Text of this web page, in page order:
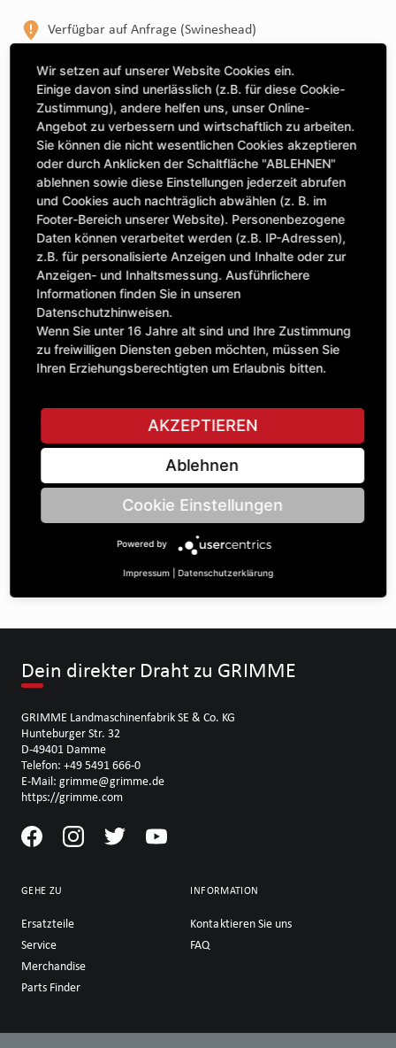
Verfügbar auf Anfrage (Swineshead)
Maschine auswählen, um Kompatibilität zu sehen
MASCHINE AUSWÄHLEN
CLICK & COLLECT
Bestellungen bei Deinem bevorzugten Standort abholen
65,59 £
exkl. MwSt.
Anzahl
IN DEN WARENKORB
KETTENRÄdeR EINFACH 1“ | Zähnezahl A: 12 | BohrungsØ B:
35 | Länge C: 35 |
Dein direkter Draht zu GRIMME
GRIMME Landmaschinenfabrik SE & Co. KG
Hunteburger Str. 32
D-49401 Damme
Telefon: +49 5491 666-0
E-Mail: grimme@grimme.de
https://grimme.com
GEHE ZU
Ersatzteile
Service
Merchandise
Parts Finder
INFORMATION
Kontaktieren Sie uns
FAQ
Wir setzen auf unserer Website Cookies ein.
Einige davon sind unerlässlich (z.B. für diese Cookie-
Zustimmung), andere helfen uns, unser Online-
Angebot zu verbessern und wirtschaftlich zu arbeiten.
Sie können die nicht wesentlichen Cookies akzeptieren
oder durch Anklicken der Schaltfläche "ABLEHNEN"
ablehnen sowie diese Einstellungen jederzeit abrufen
und Cookies auch nachträglich abwählen (z. B. im
Footer-Bereich unserer Website). Personenbezogene
Daten können verarbeitet werden (z.B. IP-Adressen),
z.B. für personalisierte Anzeigen und Inhalte oder zur
Anzeigen- und Inhaltsmessung. Ausführlichere
Informationen finden Sie in unseren
Datenschutzhinweisen.
Wenn Sie unter 16 Jahre alt sind und Ihre Zustimmung
zu freiwilligen Diensten geben möchten, müssen Sie
Ihren Erziehungsberechtigten um Erlaubnis bitten.
AKZEPTIEREN
Ablehnen
Cookie Einstellungen
Powered by
Impressum Datenschutzerklärung